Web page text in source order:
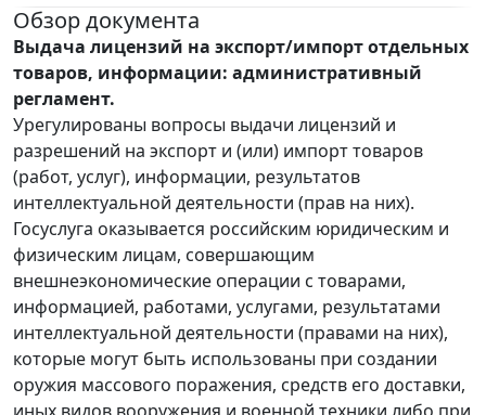
Обзор документа
Выдача лицензий на экспорт/импорт отдельных
товаров, информации: административный
регламент.
Урегулированы вопросы выдачи лицензий и
разрешений на экспорт и (или) импорт товаров
(работ, услуг), информации, результатов
интеллектуальной деятельности (прав на них).
Госуслуга оказывается российским юридическим и
физическим лицам, совершающим
внешнеэкономические операции с товарами,
информацией, работами, услугами, результатами
интеллектуальной деятельности (правами на них),
которые могут быть использованы при создании
оружия массового поражения, средств его доставки,